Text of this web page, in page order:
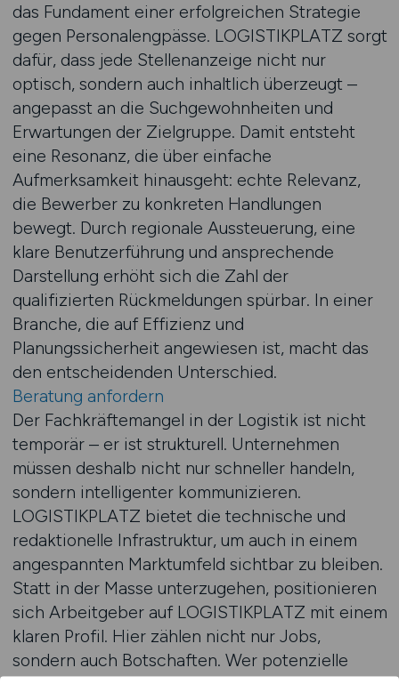
das Fundament einer erfolgreichen Strategie
gegen Personalengpässe. LOGISTIKPLATZ sorgt
dafür, dass jede Stellenanzeige nicht nur
optisch, sondern auch inhaltlich überzeugt –
angepasst an die Suchgewohnheiten und
Erwartungen der Zielgruppe. Damit entsteht
eine Resonanz, die über einfache
Aufmerksamkeit hinausgeht: echte Relevanz,
die Bewerber zu konkreten Handlungen
bewegt. Durch regionale Aussteuerung, eine
klare Benutzerführung und ansprechende
Darstellung erhöht sich die Zahl der
qualifizierten Rückmeldungen spürbar. In einer
Branche, die auf Effizienz und
Planungssicherheit angewiesen ist, macht das
den entscheidenden Unterschied.
Beratung anfordern
Der Fachkräftemangel in der Logistik ist nicht
temporär – er ist strukturell. Unternehmen
müssen deshalb nicht nur schneller handeln,
sondern intelligenter kommunizieren.
LOGISTIKPLATZ bietet die technische und
redaktionelle Infrastruktur, um auch in einem
angespannten Marktumfeld sichtbar zu bleiben.
Statt in der Masse unterzugehen, positionieren
sich Arbeitgeber auf LOGISTIKPLATZ mit einem
klaren Profil. Hier zählen nicht nur Jobs,
sondern auch Botschaften. Wer potenzielle